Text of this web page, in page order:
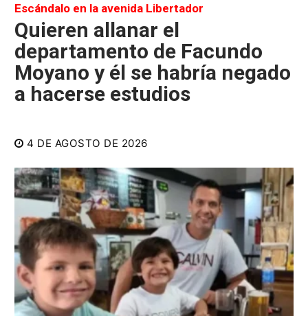
Escándalo en la avenida Libertador
Quieren allanar el
departamento de Facundo
Moyano y él se habría negado
a hacerse estudios
4 DE AGOSTO DE 2026